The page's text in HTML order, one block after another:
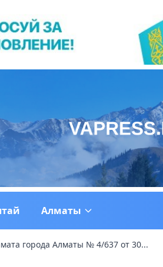
Алматы
города Алматы № 4/637 от 30...